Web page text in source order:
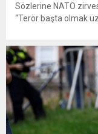
Sözlerine NATO
“Terör başta olmak
atanacağı
ilkesel desteği ifade